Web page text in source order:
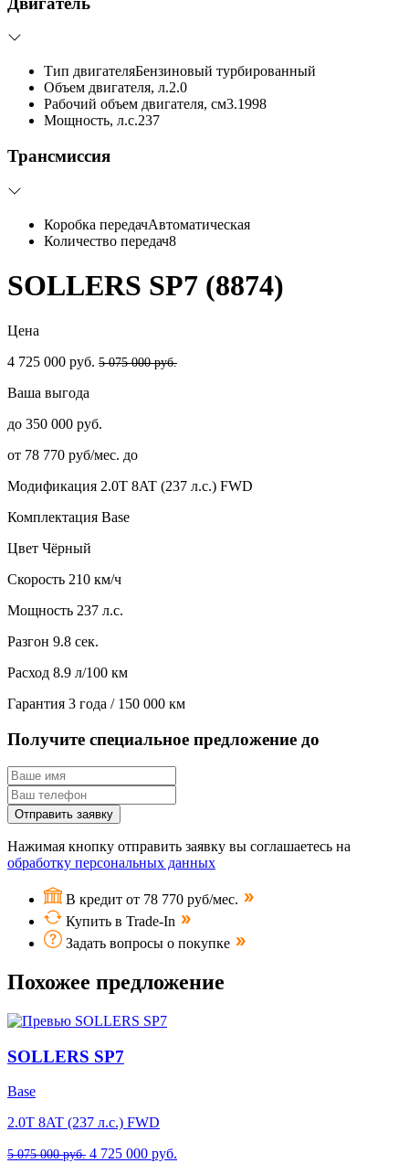
Тип двигателяБензиновый турбированный
Объем двигателя, л.2.0
Рабочий объем двигателя, см3.1998
Мощность, л.с.237
Трансмиссия
Коробка передачАвтоматическая
Количество передач8
SOLLERS SP7 (8874)
Цена
4 725 000 руб. 5 075 000 руб.
Ваша выгода
до 350 000 руб.
от 78 770 руб/мес. до
Модификация 2.0T 8AT (237 л.с.) FWD
Комплектация Base
Цвет Чёрный
Скорость 210 км/ч
Мощность 237 л.с.
Разгон 9.8 сек.
Расход 8.9 л/100 км
Гарантия 3 года / 150 000 км
Получите специальное предложение до
Отправить заявку
Нажимая кнопку отправить заявку вы соглашаетесь на
обработку персональных данных
В кредит от 78 770 руб/мес.
Купить в Trade-In
Задать вопросы о покупке
Похожее предложение
SOLLERS SP7
Base
2.0T 8AT (237 л.с.) FWD
5 075 000 руб. 4 725 000 руб.